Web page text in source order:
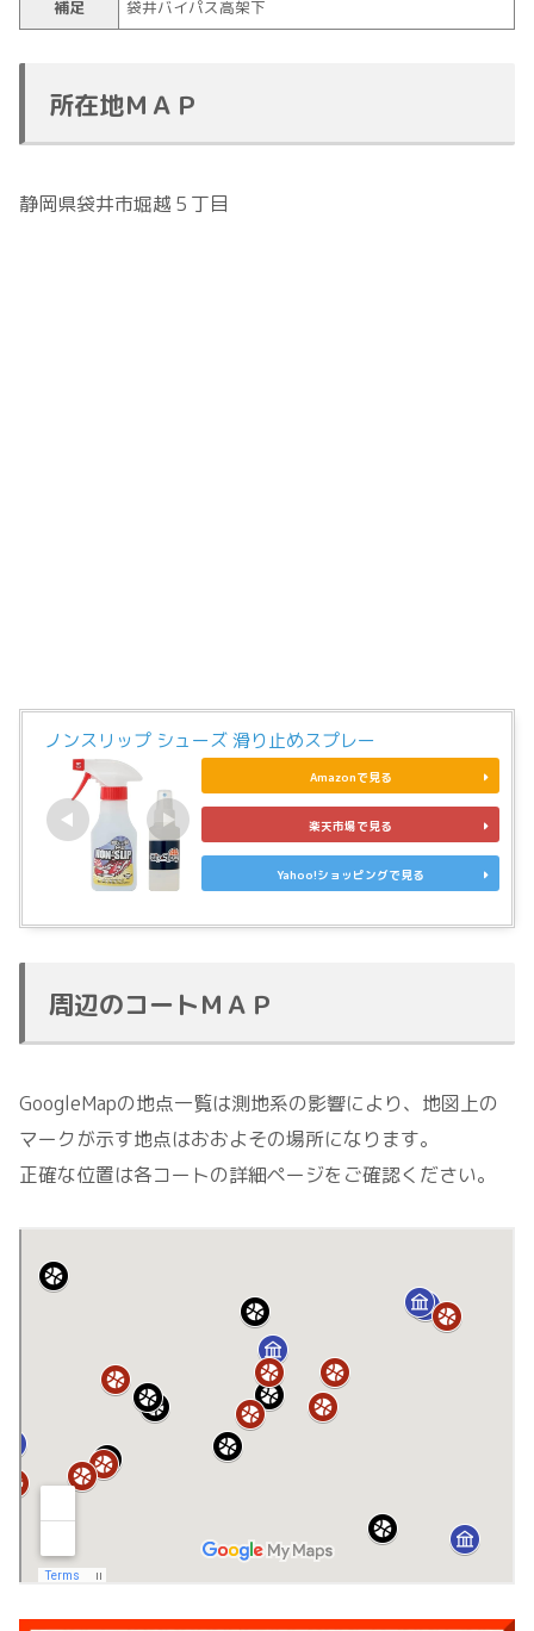
補足 袋井バイパス高架下
所在地ＭＡＰ
静岡県袋井市堀越５丁目
ノンスリップ シューズ 滑り止めスプレー
Amazonで見る
楽天市場で見る
Yahoo!ショッピングで見る
周辺のコートＭＡＰ
GoogleMapの地点一覧は測地系の影響により、地図上の
マークが示す地点はおおよその場所になります。
正確な位置は各コートの詳細ページをご確認ください。